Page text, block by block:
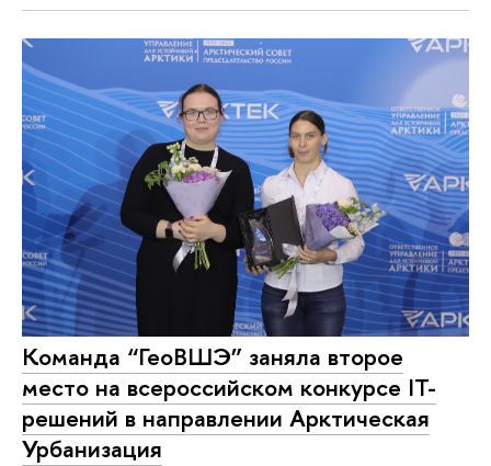
Команда “ГеоВШЭ” заняла второе
место на всероссийском конкурсе IT-
решений в направлении Арктическая
Урбанизация